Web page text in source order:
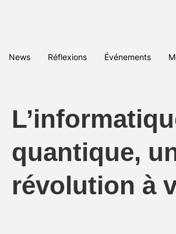
News Réflexions Événements
quantique,
révolution à